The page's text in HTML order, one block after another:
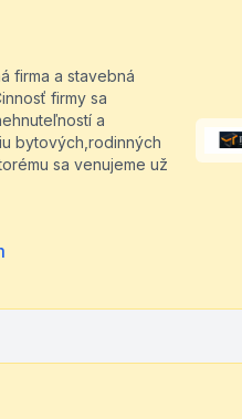
firma a stavebná
firmy sa
a
bytových,rodinných
sa venujeme už